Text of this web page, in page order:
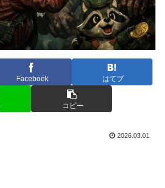
Facebook はてブ
コピー
2026.03.01